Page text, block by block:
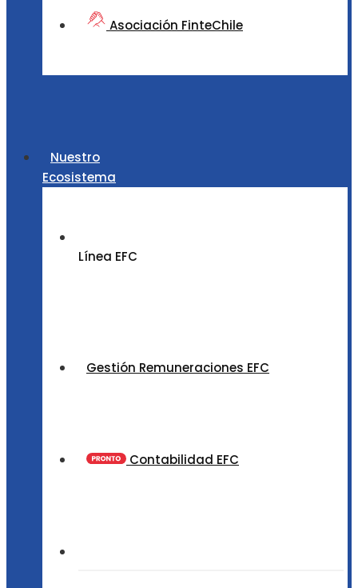
Asociación FinteChile
Nuestro
Ecosistema
Línea EFC
Gestión Remuneraciones EFC
Contabilidad EFC